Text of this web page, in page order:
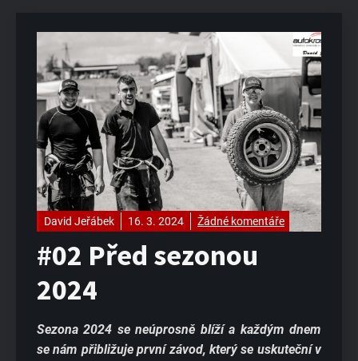
David Jeřábek 16. 3. 2024 Žádné komentáře
#02 Před sezonou
2024
Sezona 2024 se neúprosně blíží a každým dnem
se nám přibližuje první závod, který se uskuteční v